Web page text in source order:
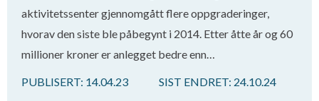
aktivitetssenter gjennomgått flere oppgraderinger,
hvorav den siste ble påbegynt i 2014. Etter åtte år og 60
millioner kroner er anlegget bedre enn…
PUBLISERT: 14.04.23 SIST ENDRET: 24.10.24